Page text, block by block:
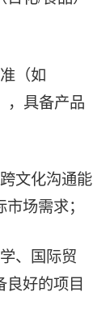
（如
，具备产品
文化沟通能
场需求；
、国际贸
良好的项目